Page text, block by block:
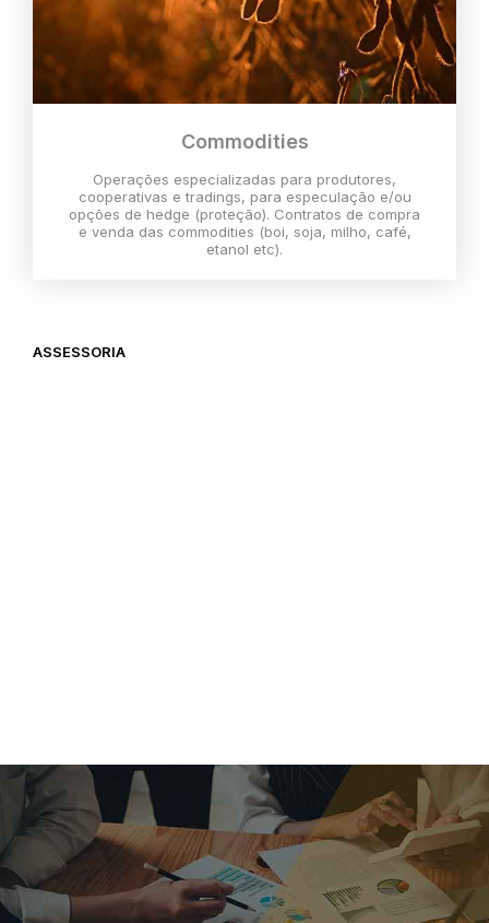
Commodities
Operações especializadas para produtores,
cooperativas e tradings, para especulação e/ou
opções de hedge (proteção). Contratos de compra
e venda das commodities (boi, soja, milho, café,
etanol etc).
ASSESSORIA